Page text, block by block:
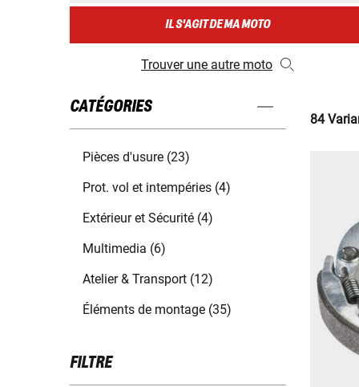
IL S'AGIT DE MA MOTO
Trouver une autre moto
CATÉGORIES
Pièces d'usure (23)
Prot. vol et intempéries (4)
Extérieur et Sécurité (4)
Multimedia (6)
Atelier & Transport (12)
Éléments de montage (35)
FILTRE
84